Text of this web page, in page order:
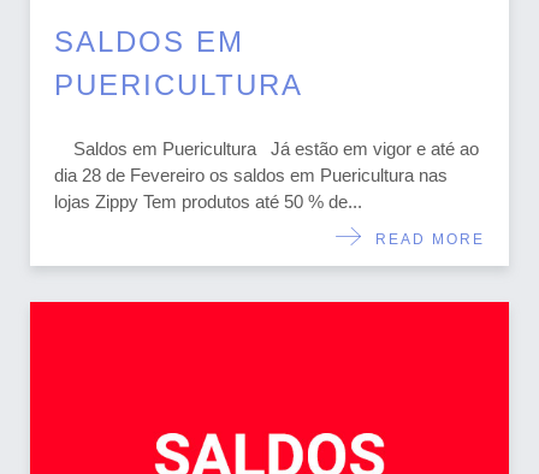
SALDOS EM
PUERICULTURA
Saldos em Puericultura Já estão em vigor e até ao
dia 28 de Fevereiro os saldos em Puericultura nas
lojas Zippy Tem produtos até 50 % de...
READ MORE